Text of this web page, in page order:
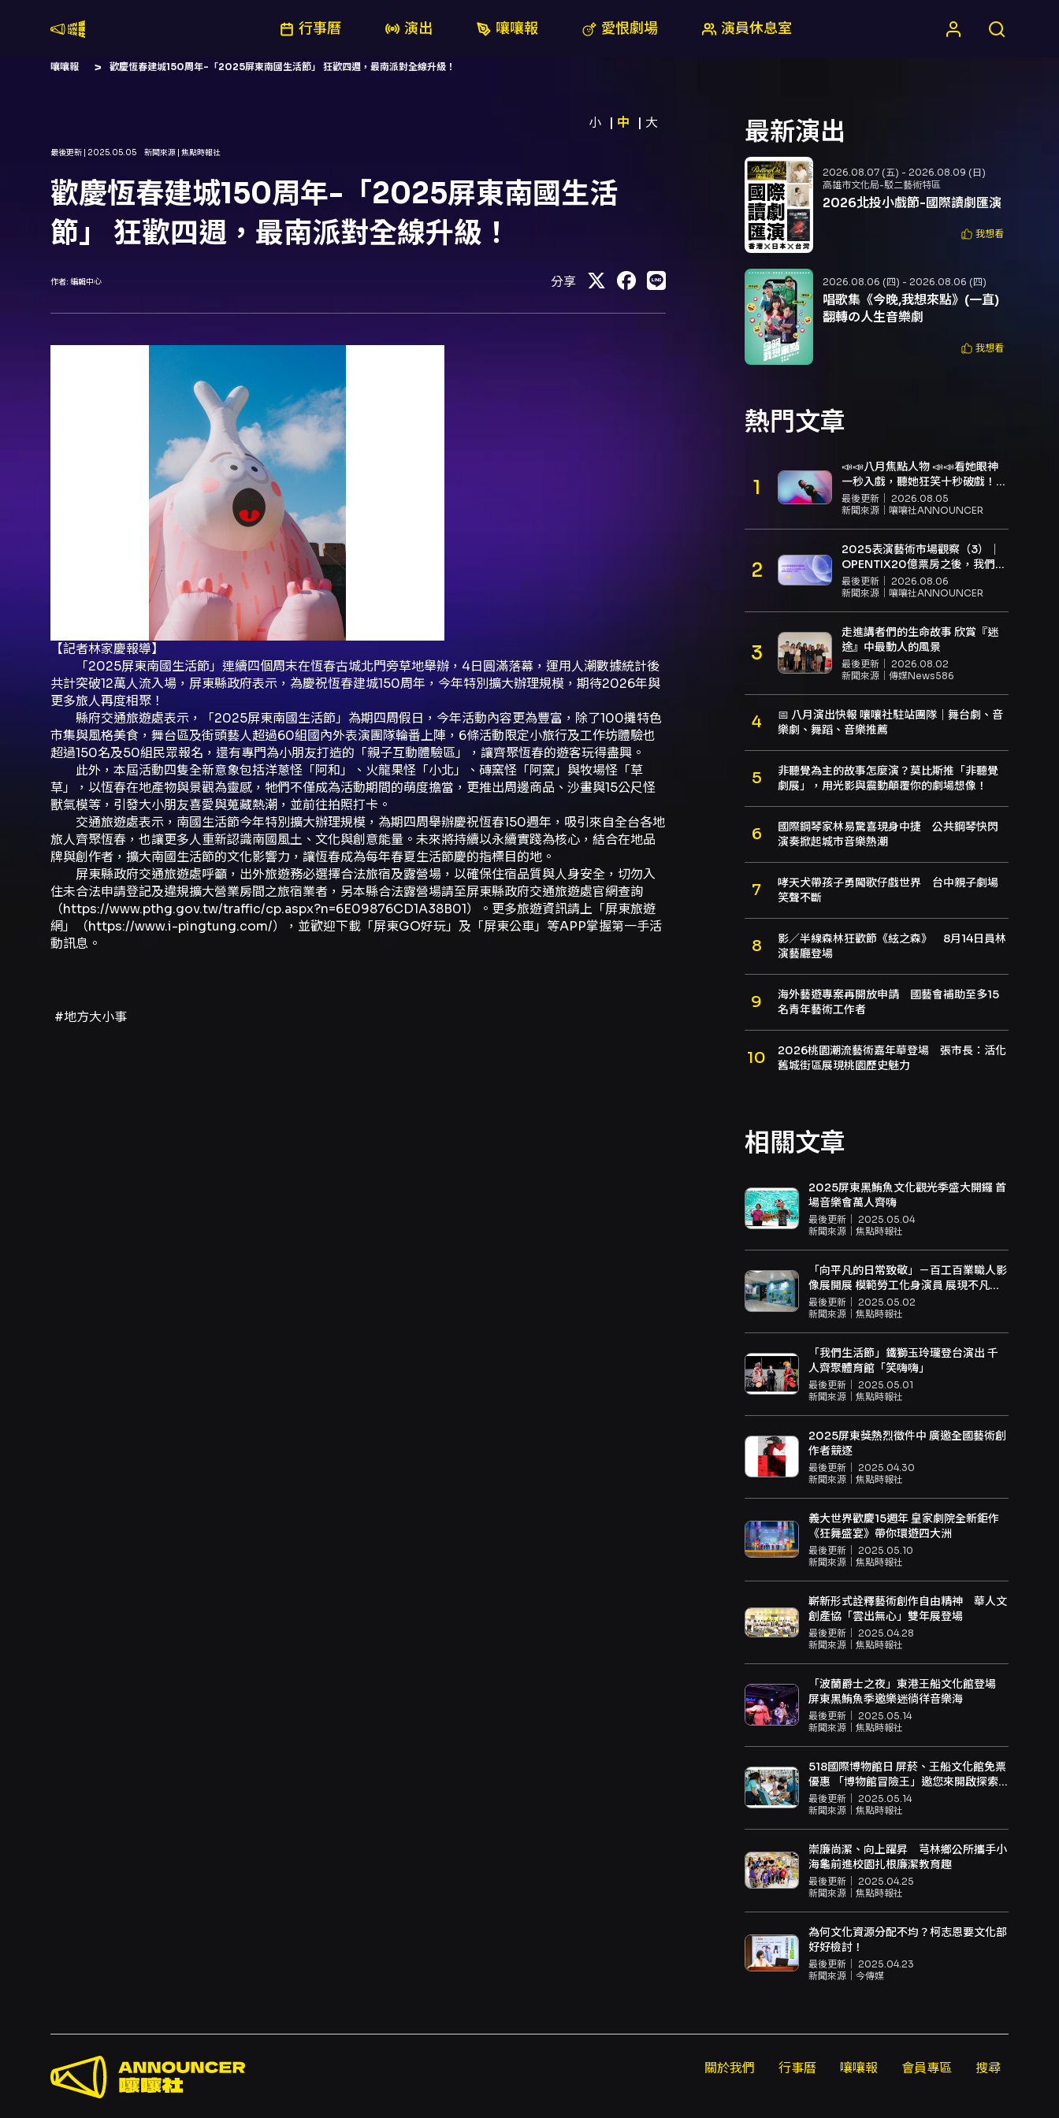
行事曆 演出 嚷嚷報 愛恨劇場 演員休息室
嚷嚷報 歡慶恆春建城150周年-「2025屏東南國生活節」 狂歡四週，最南派對全線升級！
小 中 大
最後更新 | 2025.05.05 新聞來源 | 焦點時報社
歡慶恆春建城150周年-「2025屏東南國生活
節」 狂歡四週，最南派對全線升級！
作者: 編輯中心 分享
【記者林家慶報導】
「2025屏東南國生活節」連續四個周末在恆春古城北門旁草地舉辦，4日圓滿落幕，運用人潮數據統計後
共計突破12萬人流入場，屏東縣政府表示，為慶祝恆春建城150周年，今年特別擴大辦理規模，期待2026年與
更多旅人再度相聚！
縣府交通旅遊處表示，「2025屏東南國生活節」為期四周假日，今年活動內容更為豐富，除了100攤特色
市集與風格美食，舞台區及街頭藝人超過60組國內外表演團隊輪番上陣，6條活動限定小旅行及工作坊體驗也
超過150名及50組民眾報名，還有專門為小朋友打造的「親子互動體驗區」，讓齊聚恆春的遊客玩得盡興。
此外，本屆活動四隻全新意象包括洋蔥怪「阿和」、火龍果怪「小北」、磚窯怪「阿窯」與牧場怪「草
草」，以恆春在地產物與景觀為靈感，牠們不僅成為活動期間的萌度擔當，更推出周邊商品、沙畫與15公尺怪
獸氣模等，引發大小朋友喜愛與蒐藏熱潮，並前往拍照打卡。
交通旅遊處表示，南國生活節今年特別擴大辦理規模，為期四周舉辦慶祝恆春150週年，吸引來自全台各地
旅人齊聚恆春，也讓更多人重新認識南國風土、文化與創意能量。未來將持續以永續實踐為核心，結合在地品
牌與創作者，擴大南國生活節的文化影響力，讓恆春成為每年春夏生活節慶的指標目的地。
屏東縣政府交通旅遊處呼籲，出外旅遊務必選擇合法旅宿及露營場，以確保住宿品質與人身安全，切勿入
住未合法申請登記及違規擴大營業房間之旅宿業者，另本縣合法露營場請至屏東縣政府交通旅遊處官網查詢
（https://www.pthg.gov.tw/traffic/cp.aspx?n=6E09876CD1A38B01）。更多旅遊資訊請上「屏東旅遊
網」（https://www.i-pingtung.com/），並歡迎下載「屏東GO好玩」及「屏東公車」等APP掌握第一手活
動訊息。
#地方大小事
最新演出
2026.08.07 (五) - 2026.08.09 (日)
高雄市文化局-駁二藝術特區
2026北投小戲節-國際讀劇匯演
我想看
2026.08.06 (四) - 2026.08.06 (四)
唱歌集《今晚,我想來點》(一直)
翻轉の人生音樂劇
我想看
熱門文章
📣📣八月焦點人物 📣📣看她眼神
一秒入戲，聽她狂笑十秒破戲！
孝女宋國珍 v.s. 笑女張擎佳：本是
同根生，相約壓車別太急
最後更新｜ 2026.08.05
新聞來源｜ 嚷嚷社ANNOUNCER
2025表演藝術市場觀察（3）｜
OPENTIX20億票房之後，我們到
底看見了什麼？
最後更新｜ 2026.08.06
新聞來源｜ 嚷嚷社ANNOUNCER
走進講者們的生命故事 欣賞『迷
途』中最動人的風景
最後更新｜ 2026.08.02
新聞來源｜ 傳媒News586
📅 八月演出快報 嚷嚷社駐站團隊｜舞台劇、音
樂劇、舞蹈、音樂推薦
非聽覺為主的故事怎麼演？莫比斯推「非聽覺
劇展」，用光影與震動顛覆你的劇場想像！
國際鋼琴家林易驚喜現身中捷 公共鋼琴快閃
演奏掀起城市音樂熱潮
哮天犬帶孩子勇闖歌仔戲世界 台中親子劇場
笑聲不斷
影／半線森林狂歡節《絃之森》 8月14日員林
演藝廳登場
海外藝遊專案再開放申請 國藝會補助至多15
名青年藝術工作者
2026桃園潮流藝術嘉年華登場 張市長：活化
舊城街區展現桃園歷史魅力
相關文章
2025屏東黑鮪魚文化觀光季盛大開鑼 首
場音樂會萬人齊嗨
最後更新｜ 2025.05.04
新聞來源｜ 焦點時報社
「向平凡的日常致敬」－百工百業職人影
像展開展 模範勞工化身演員 展現不凡的
勞動價值
最後更新｜ 2025.05.02
新聞來源｜ 焦點時報社
「我們生活節」鐵獅玉玲瓏登台演出 千
人齊聚體育館「笑嗨嗨」
最後更新｜ 2025.05.01
新聞來源｜ 焦點時報社
2025屏東獎熱烈徵件中 廣邀全國藝術創
作者競逐
最後更新｜ 2025.04.30
新聞來源｜ 焦點時報社
義大世界歡慶15週年 皇家劇院全新鉅作
《狂舞盛宴》帶你環遊四大洲
最後更新｜ 2025.05.10
新聞來源｜ 焦點時報社
嶄新形式詮釋藝術創作自由精神 華人文
創產協「雲出無心」雙年展登場
最後更新｜ 2025.04.28
新聞來源｜ 焦點時報社
「波蘭爵士之夜」東港王船文化館登場
屏東黑鮪魚季邀樂迷徜徉音樂海
最後更新｜ 2025.05.14
新聞來源｜ 焦點時報社
518國際博物館日 屏菸、王船文化館免票
優惠 「博物館冒險王」邀您來開啟探索
之旅
最後更新｜ 2025.05.14
新聞來源｜ 焦點時報社
崇廉尚潔、向上躍昇 芎林鄉公所攜手小
海龜前進校園扎根廉潔教育趣
最後更新｜ 2025.04.25
新聞來源｜ 焦點時報社
為何文化資源分配不均？柯志恩要文化部
好好檢討！
最後更新｜ 2025.04.23
新聞來源｜ 今傳媒
關於我們 行事曆 嚷嚷報 會員專區 搜尋